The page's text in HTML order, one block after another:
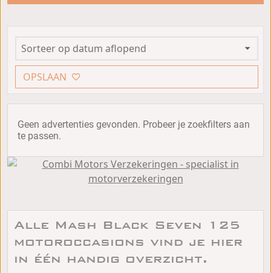
OPSLAAN
Geen advertenties gevonden. Probeer je zoekfilters aan
te passen.
Alle Mash Black Seven 125
motoroccasions vind je hier
in één handig overzicht.